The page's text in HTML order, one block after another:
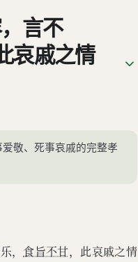
言不
哀戚之情
棺椁衣
，哀以送
享之；
。”
敬、死事哀戚的完整孝
， 食旨不甘，此哀戚之情